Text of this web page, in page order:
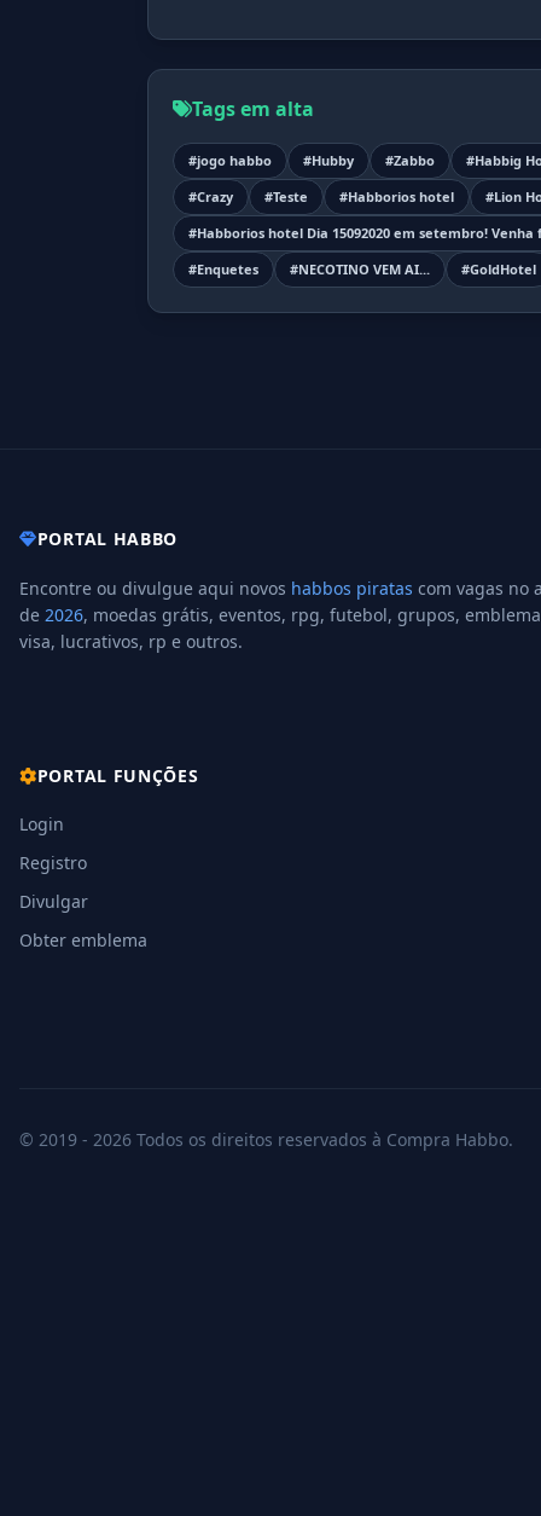
Tags em alta
#jogo habbo #Hubby #Zabbo
#Habbig
#Crazy
#Teste #Habborios hotel
#Lion
#Habborios hotel Dia 15092020 em setembro!
#Enquetes
#NECOTINO VEM AI... #GoldHotel
PORTAL HABBO
Encontre ou divulgue aqui novos habbos piratas com vagas no
de 2026, moedas grátis, eventos, rpg, futebol, grupos,
visa, lucrativos, rp e outros.
PORTAL FUNÇÕES
Login
Registro
Divulgar
Obter emblema
© 2019 - 2026 Todos os direitos reservados à Compra Habbo.